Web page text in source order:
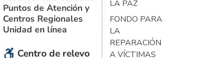
Puntos de Atención y
Centros Regionales
Unidad en línea
Centro de relevo
LA PAZ
FONDO PARA
LA
REPARACIÓN
A VÍCTIMAS